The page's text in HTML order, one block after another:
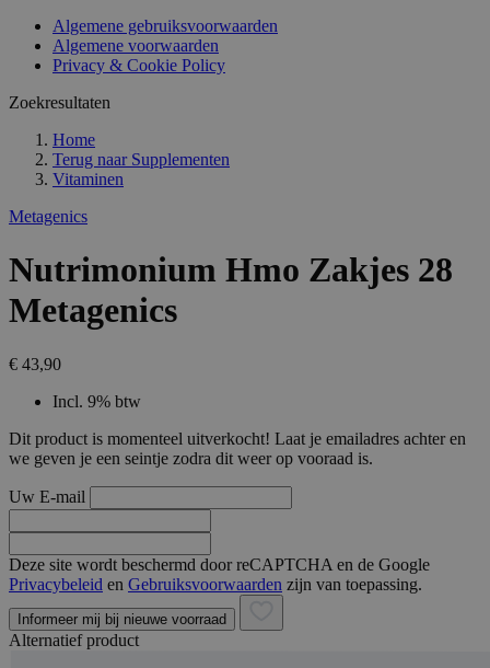
Algemene gebruiksvoorwaarden
Algemene voorwaarden
Privacy & Cookie Policy
Zoekresultaten
Home
Terug naar Supplementen
Vitaminen
Metagenics
Nutrimonium Hmo Zakjes 28
Metagenics
€ 43,90
Incl. 9% btw
Dit product is momenteel uitverkocht! Laat je emailadres achter en
we geven je een seintje zodra dit weer op vooraad is.
Uw E-mail
Deze site wordt beschermd door reCAPTCHA en de Google
Privacybeleid en Gebruiksvoorwaarden zijn van toepassing.
Informeer mij bij nieuwe voorraad
Alternatief product